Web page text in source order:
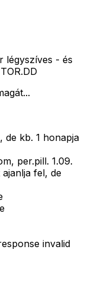
légyszíves - és
de kb. 1 honapja
per.pill. 1.09.
fel, de
invalid